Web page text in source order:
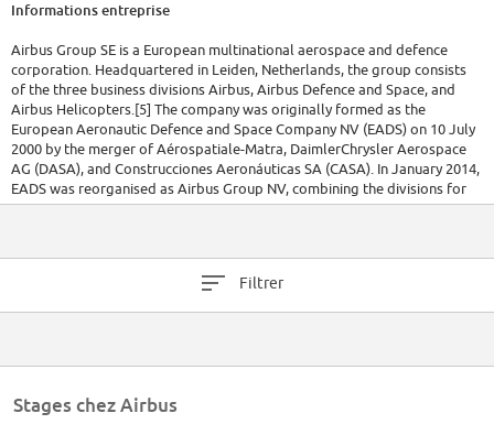
Informations entreprise
Airbus Group SE is a European multinational aerospace and defence
corporation. Headquartered in Leiden, Netherlands, the group consists
of the three business divisions Airbus, Airbus Defence and Space, and
Airbus Helicopters.[5] The company was originally formed as the
European Aeronautic Defence and Space Company NV (EADS) on 10 July
2000 by the merger of Aérospatiale-Matra, DaimlerChrysler Aerospace
AG (DASA), and Construcciones Aeronáuticas SA (CASA). In January 2014,
EADS was reorganised as Airbus Group NV, combining the divisions for
development and marketing of civil and military aircraft, as well as
form of the European Union (EU), becoming a societas Europaea (SE;
Filtrer
Stages chez Airbus